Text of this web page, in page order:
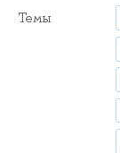
Темы